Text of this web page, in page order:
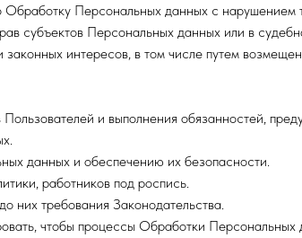
Персональных данных с нарушением
субъектов Персональных данных или в
интересов, в том числе путем
и выполнения обязанностей,
данных и обеспечению их безопасности.
работников под роспись.
них требования Законодательства.
чтобы процессы Обработки Персональных